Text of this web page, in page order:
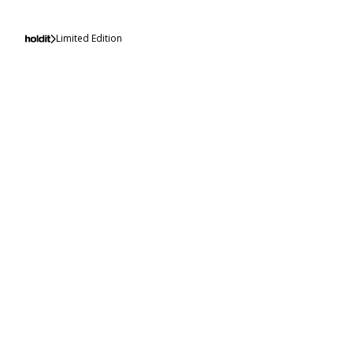
Limited Edition